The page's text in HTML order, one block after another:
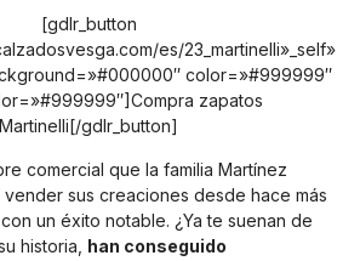
[gdlr_button
es/23_martinelli»_self»
color=»#999999″
zapatos
Martinelli[/gdlr_button]
comercial que la familia Martínez
sus creaciones desde hace más
un éxito notable. ¿Ya te suenan de
historia, han conseguido